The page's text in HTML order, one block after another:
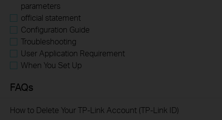
parameters
official statement
Configuration Guide
Troubleshooting
User Application Requirement
When You Set Up
FAQs
How to Delete Your TP-Link Account (TP-Link ID)